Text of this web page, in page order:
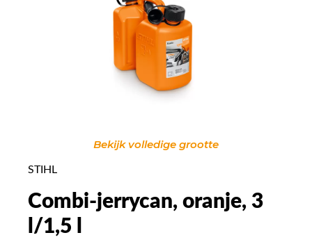
Bekijk volledige grootte
STIHL
Combi-jerrycan, oranje, 3
l/1,5 l